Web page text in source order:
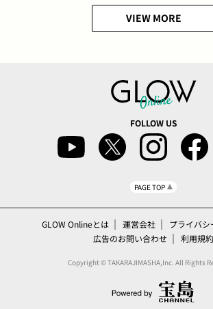
VIEW MORE
FOLLOW US
PAGE TOP
GLOW Onlineとは 運営会社
プライバシ
広告のお問い合わせ
利用規約
Copyright © TAKARAJIMASHA,Inc. All Rights